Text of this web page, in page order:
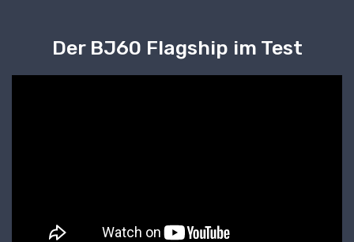
Der BJ60 Flagship im Test